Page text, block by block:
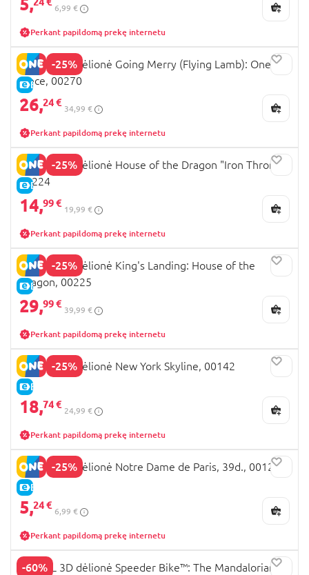
6,99 €
Perkant papildomą prekę internetu
-25%
E-KAINA
REVELL 3D dėlionė Going Merry (Flying Lamb): One
Piece, 00270
26,24 €
34,99 €
Perkant papildomą prekę internetu
-25%
E-KAINA
REVELL 3D dėlionė House of the Dragon "Iron Throne",
00224
14,99 €
19,99 €
Perkant papildomą prekę internetu
-25%
E-KAINA
REVELL 3D dėlionė King's Landing: House of the
Dragon, 00225
29,99 €
39,99 €
Perkant papildomą prekę internetu
-25%
E-KAINA
REVELL 3D dėlionė New York Skyline, 00142
18,74 €
24,99 €
Perkant papildomą prekę internetu
-25%
E-KAINA
REVELL 3D dėlionė Notre Dame de Paris, 39d., 00121
5,24 €
6,99 €
Perkant papildomą prekę internetu
-60%
REVELL 3D dėlionė Speeder Bike™: The Mandalorian,